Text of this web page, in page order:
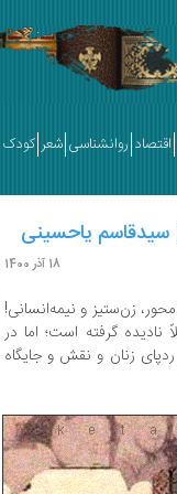
اقتصاد روانشناسی شعر کودک
| سیدقاسم یاحسینی
18 آذر 1400
زن‌ستیز و نیمه‌انسانی!
نادیده گرفته است؛ اما در
زنان و نقش و جایگاه